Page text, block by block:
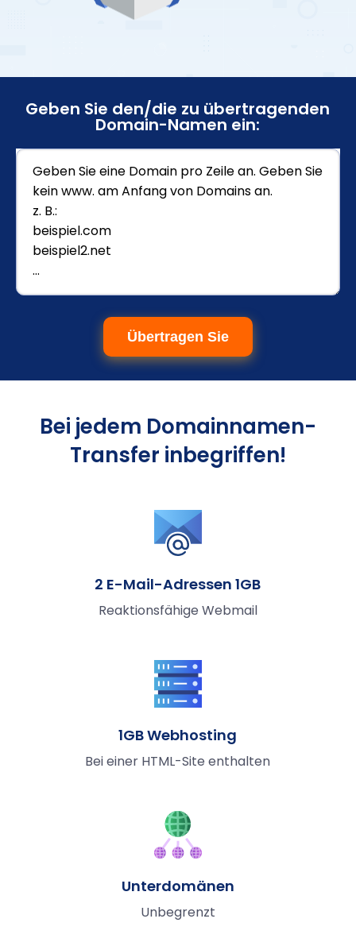
Geben Sie den/die zu übertragenden
Domain-Namen ein:
Übertragen Sie
Bei jedem Domainnamen-
Transfer inbegriffen!
2 E-Mail-Adressen 1GB
Reaktionsfähige Webmail
1GB Webhosting
Bei einer HTML-Site enthalten
Unterdomänen
Unbegrenzt